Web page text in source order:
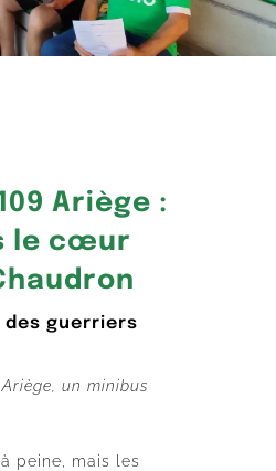
Ariège :
le cœur
des guerriers
un minibus
peine, mais les